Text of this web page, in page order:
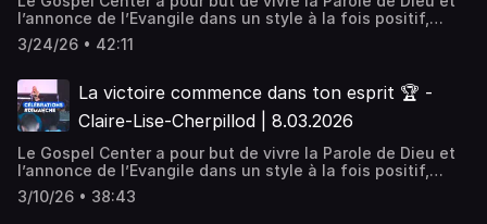
puissance.
l’annonce de l’Evangile dans un style à la fois positif,
pratique et puissant. Positif, en encourageant un style de
vie chrétien qui motive, construit et développe les dons
activités qui rejoignent la vie de tous les jours. Puissant,
en vivant la dimension de la guérison et du miraculeux.
Nous sommes une église désirant vivre la présence
puissance.
3/24/26 • 42:11
La victoire commence dans ton esprit 🏆 -
Claire-Lise-Cherpillod | 8.03.2026
Le Gospel Center a pour but de vivre la Parole de Dieu et
l’annonce de l’Evangile dans un style à la fois positif,
pratique et puissant. Positif, en encourageant un style de
vie chrétien qui motive, construit et développe les dons
3/10/26 • 38:43